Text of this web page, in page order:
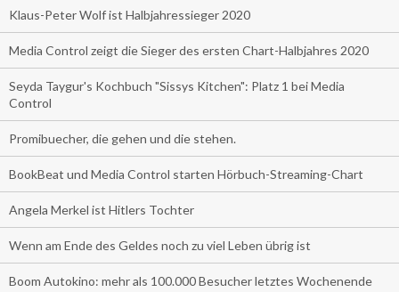
Klaus-Peter Wolf ist Halbjahressieger 2020
Media Control zeigt die Sieger des ersten Chart-Halbjahres 2020
Seyda Taygur's Kochbuch "Sissys Kitchen": Platz 1 bei Media
Control
Promibuecher, die gehen und die stehen.
BookBeat und Media Control starten Hörbuch-Streaming-Chart
Angela Merkel ist Hitlers Tochter
Wenn am Ende des Geldes noch zu viel Leben übrig ist
Boom Autokino: mehr als 100.000 Besucher letztes Wochenende